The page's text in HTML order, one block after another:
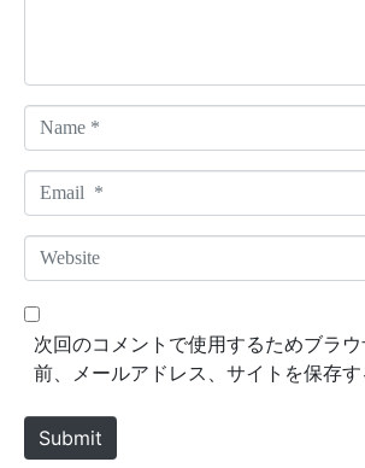
a
m
*
m
a
*
W
e
b
e
次回のコメントで使用するためブラ
前、メールアドレス、サイトを保存す
Submit